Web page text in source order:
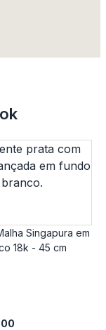
Singapura em
18k - 45 cm